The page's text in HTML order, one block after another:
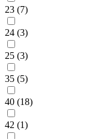
23 (7)
24 (3)
25 (3)
35 (5)
40 (18)
42 (1)